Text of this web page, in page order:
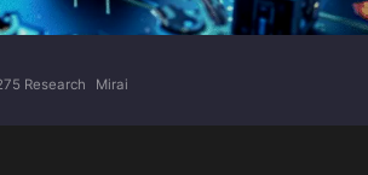
Research Mirai